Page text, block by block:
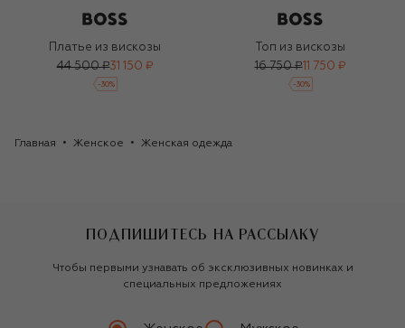
Платье из вискозы
44 500 ₽31 150 ₽
-30%
Топ из вискозы
16 750 ₽11 750 ₽
-30%
Главная Женское Женская одежда
ПОДПИШИТЕСЬ НА РАССЫЛКУ
Чтобы первыми узнавать об эксклюзивных новинках и
специальных предложениях